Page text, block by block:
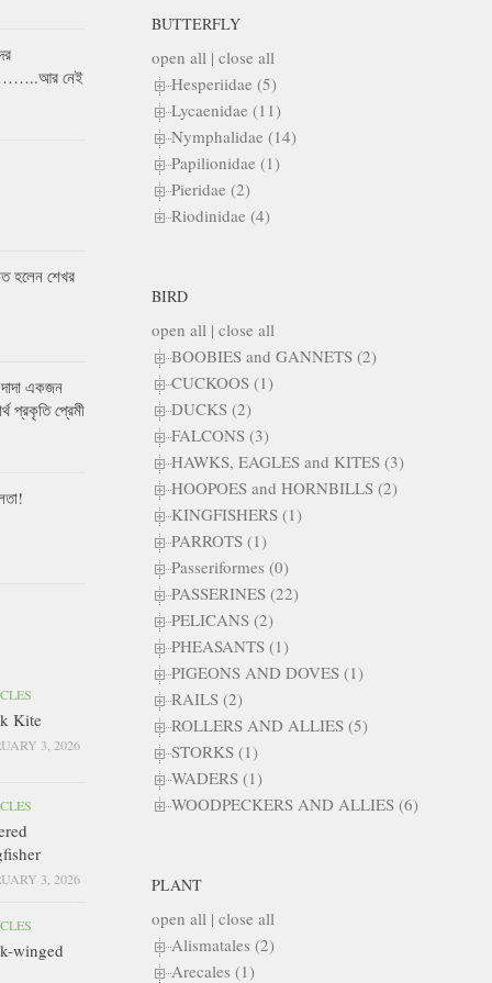
BUTTERFLY
open all | close all
Hesperiidae (5)
Lycaenidae (11)
Nymphalidae (14)
Papilionidae (1)
Pieridae (2)
Riodinidae (4)
BIRD
open all | close all
BOOBIES and GANNETS (2)
CUCKOOS (1)
DUCKS (2)
FALCONS (3)
HAWKS, EAGLES and KITES (3)
HOOPOES and HORNBILLS (2)
KINGFISHERS (1)
PARROTS (1)
Passeriformes (0)
PASSERINES (22)
PELICANS (2)
PHEASANTS (1)
PIGEONS AND DOVES (1)
RAILS (2)
ROLLERS AND ALLIES (5)
STORKS (1)
WADERS (1)
WOODPECKERS AND ALLIES (6)
PLANT
open all | close all
Alismatales (2)
Arecales (1)
নেই
হলেন শেখর
একজন
প্রকৃতি প্রেমী
Kite
3, 2026
3, 2026
winged